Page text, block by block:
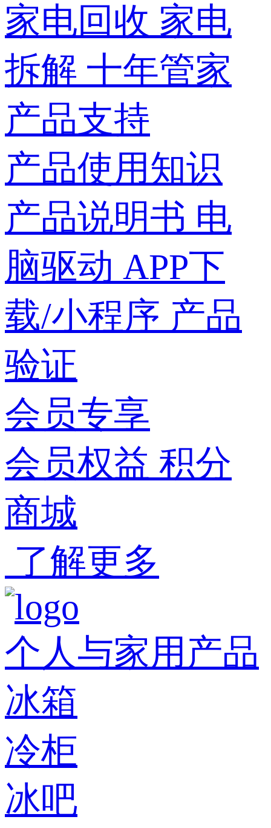
家电回收 家电
拆解 十年管家
产品支持
产品使用知识
产品说明书 电
脑驱动 APP下
载/小程序 产品
验证
会员专享
会员权益 积分
商城
了解更多
个人与家用产品
冰箱
冷柜
冰吧